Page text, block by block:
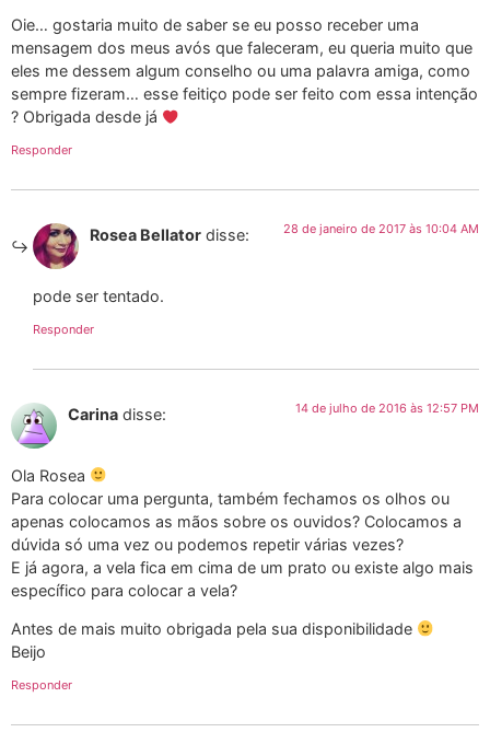
Oie… gostaria muito de saber se eu posso receber uma
mensagem dos meus avós que faleceram, eu queria muito que
eles me dessem algum conselho ou uma palavra amiga, como
sempre fizeram… esse feitiço pode ser feito com essa intenção
? Obrigada desde já
Responder
Rosea Bellator disse: 28 de janeiro de 2017 às 10:04 AM
pode ser tentado.
Responder
Carina disse: 14 de julho de 2016 às 12:57 PM
Ola Rosea
Para colocar uma pergunta, também fechamos os olhos ou
apenas colocamos as mãos sobre os ouvidos? Colocamos a
dúvida só uma vez ou podemos repetir várias vezes?
E já agora, a vela fica em cima de um prato ou existe algo mais
específico para colocar a vela?
Antes de mais muito obrigada pela sua disponibilidade
Beijo
Responder